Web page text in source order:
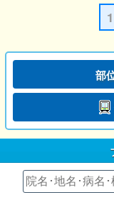
1
部